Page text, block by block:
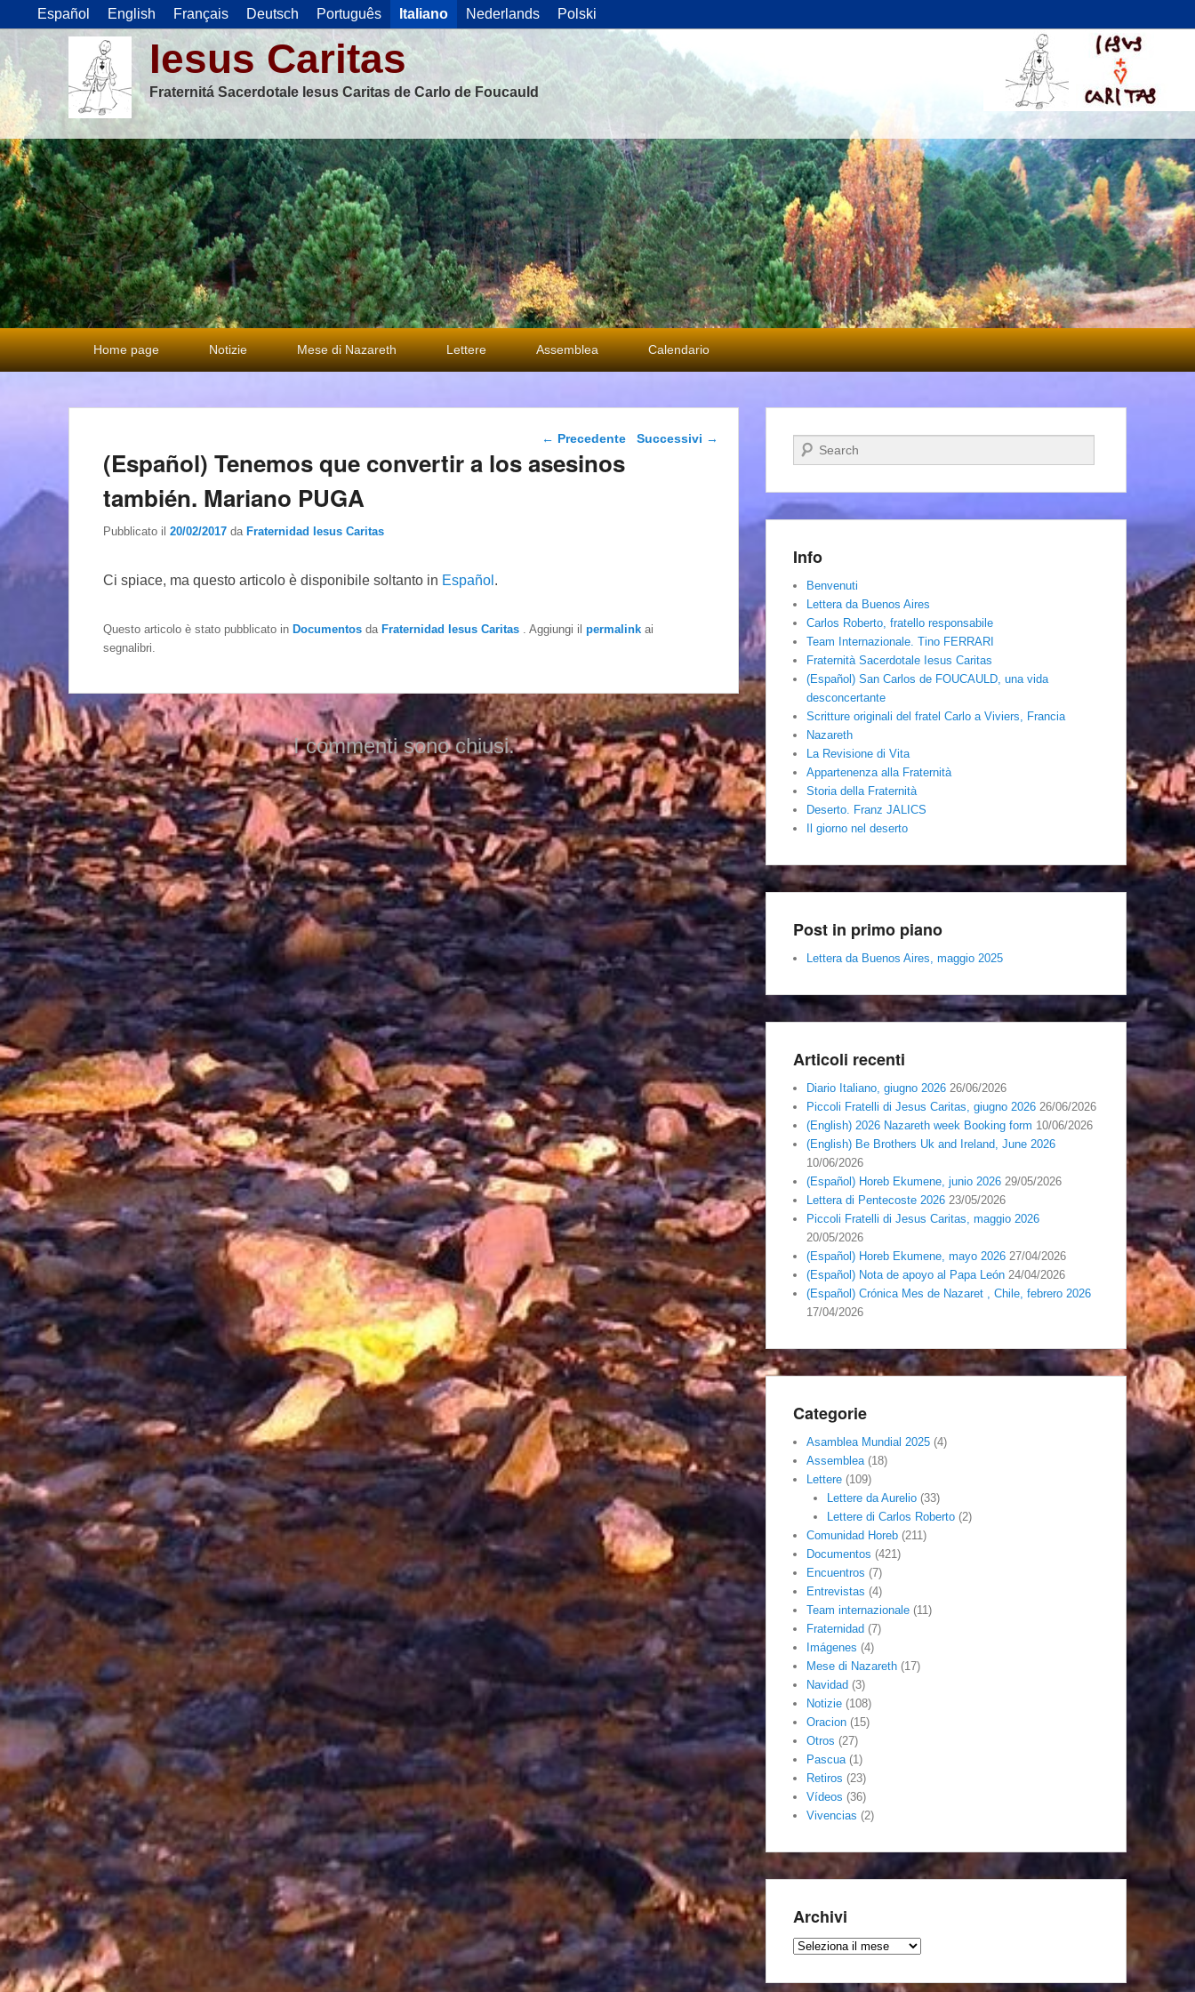
Español English Français Deutsch Português Italiano Nederlands Polski
Iesus Caritas
Fraternitá Sacerdotale Iesus Caritas de Carlo de Foucauld
Menu
principale
Home page Notizie Mese di Nazareth Lettere Assemblea Calendario
Navigazione articolo
← Precedente Successivi →
(Español) Tenemos que convertir a los asesinos
también. Mariano PUGA
Pubblicato il 20/02/2017 da Fraternidad Iesus Caritas
Ci spiace, ma questo articolo è disponibile soltanto in Español .
Questo articolo è stato pubblicato in Documentos da Fraternidad Iesus Caritas . Aggiungi il permalink ai
segnalibri.
I commenti sono chiusi.
Cerca
Info
Benvenuti
Lettera da Buenos Aires
Carlos Roberto, fratello responsabile
Team Internazionale. Tino FERRARI
Fraternità Sacerdotale Iesus Caritas
(Español) San Carlos de FOUCAULD, una vida
desconcertante
Scritture originali del fratel Carlo a Viviers, Francia
Nazareth
La Revisione di Vita
Appartenenza alla Fraternità
Storia della Fraternità
Deserto. Franz JALICS
Il giorno nel deserto
Post in primo piano
Lettera da Buenos Aires, maggio 2025
Articoli recenti
Diario Italiano, giugno 2026 26/06/2026
Piccoli Fratelli di Jesus Caritas, giugno 2026 26/06/2026
(English) 2026 Nazareth week Booking form 10/06/2026
(English) Be Brothers Uk and Ireland, June 2026
10/06/2026
(Español) Horeb Ekumene, junio 2026 29/05/2026
Lettera di Pentecoste 2026 23/05/2026
Piccoli Fratelli di Jesus Caritas, maggio 2026
20/05/2026
(Español) Horeb Ekumene, mayo 2026 27/04/2026
(Español) Nota de apoyo al Papa León 24/04/2026
(Español) Crónica Mes de Nazaret , Chile, febrero 2026
17/04/2026
Categorie
Asamblea Mundial 2025 (4)
Assemblea(18)
Lettere (109)
Lettere da Aurelio(33)
Lettere di Carlos Roberto(2)
Comunidad Horeb (211)
Documentos (421)
Encuentros (7)
Entrevistas (4)
Team internazionale (11)
Fraternidad (7)
Imágenes (4)
Mese di Nazareth (17)
Navidad (3)
Notizie (108)
Oracion (15)
Otros (27)
Pascua(1)
Retiros (23)
Vídeos (36)
Vivencias (2)
Archivi
Archivi